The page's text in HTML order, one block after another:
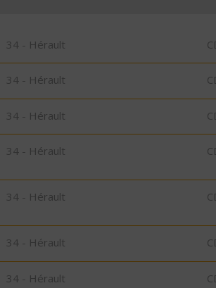
34 - Hérault
34 - Hérault
34 - Hérault
34 - Hérault
34 - Hérault
34 - Hérault
34 - Hérault